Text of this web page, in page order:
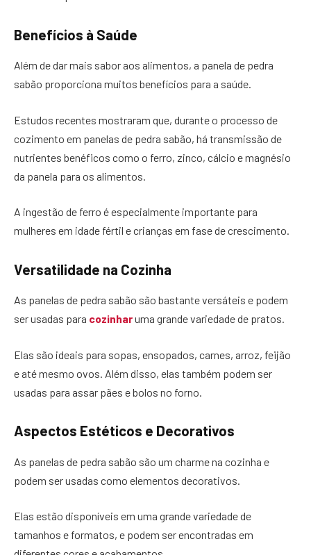
Benefícios à Saúde
Além de dar mais sabor aos alimentos, a panela de pedra
sabão proporciona muitos benefícios para a saúde.
Estudos recentes mostraram que, durante o processo de
cozimento em panelas de pedra sabão, há transmissão de
nutrientes benéficos como o ferro, zinco, cálcio e magnésio
da panela para os alimentos.
A ingestão de ferro é especialmente importante para
mulheres em idade fértil e crianças em fase de crescimento.
Versatilidade na Cozinha
As panelas de pedra sabão são bastante versáteis e podem
ser usadas para cozinharuma grande variedade de pratos.
Elas são ideais para sopas, ensopados, carnes, arroz, feijão
e até mesmo ovos. Além disso, elas também podem ser
usadas para assar pães e bolos no forno.
Aspectos Estéticos e Decorativos
As panelas de pedra sabão são um charme na cozinha e
podem ser usadas como elementos decorativos.
Elas estão disponíveis em uma grande variedade de
tamanhos e formatos, e podem ser encontradas em